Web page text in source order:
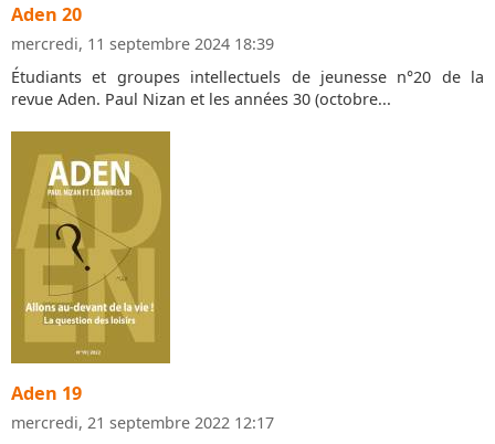
Aden 20
mercredi, 11 septembre 2024 18:39
Étudiants et groupes intellectuels de jeunesse n°20 de la
revue Aden. Paul Nizan et les années 30 (octobre...
Aden 19
mercredi, 21 septembre 2022 12:17